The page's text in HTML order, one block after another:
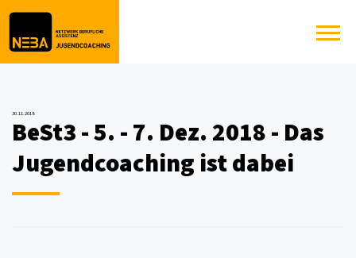
30.11.2018
BeSt3 - 5. - 7. Dez. 2018 - Das
Jugendcoaching ist dabei